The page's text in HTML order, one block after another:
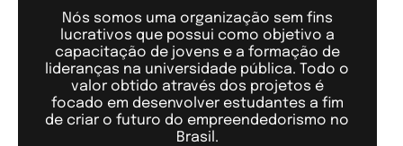
Nós somos uma organização sem fins
lucrativos que possui como objetivo a
capacitação de jovens e a formação de
lideranças na universidade pública. Todo o
valor obtido através dos projetos é
focado em desenvolver estudantes a fim
de criar o futuro do empreendedorismo no
Brasil.